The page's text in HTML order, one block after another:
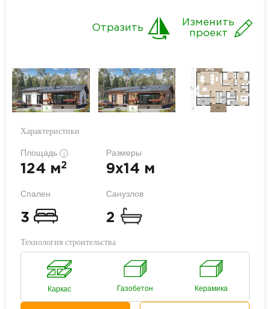
Изменить
проект
Отразить
Характеристики
Площадь i
124 м2
Размеры
9x14 м
Спален
3
Санузлов
2
Технология строительства
Каркас Газобетон Керамика